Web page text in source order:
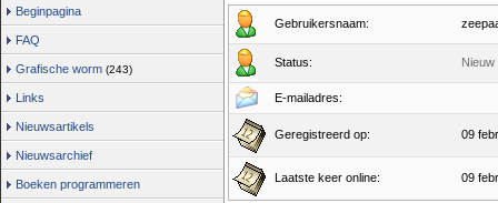
Beginpagina
FAQ
Grafische worm (243)
Links
Nieuwsartikels
Nieuwsarchief
Boeken programmeren
Gebruikersnaam:
Status: Nieuw
E-mailadres:
Geregistreerd op: 09
Laatste keer online: 09